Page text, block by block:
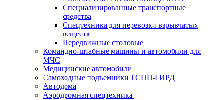
Специализированные транспортные
средства
Спецтехника для перевозки взрывчатых
веществ
Передвижные столовые
Командно-штабные машины и автомобили для
МЧС
Медицинские автомобили
Самоходные подъемники ТСПП-ГИРД
Автодома
Аэродромная спецтехника